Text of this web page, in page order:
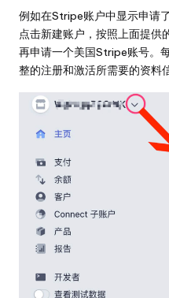
例如在Stripe账户中显示申请
点击新建账户，按照上面提供
再申请一个美国Stripe账号。
整的注册和激活所需要的资料